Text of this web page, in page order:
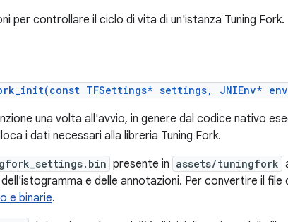
per controllare il ciclo di vita di un'istanza Tuning Fork.
TFSettings* settings, JNIEnv*
una volta all'avvio, in genere dal codice nativo
i dati necessari alla libreria Tuning Fork.
presente in assets/tuningfork
e delle annotazioni. Per convertire il
e binarie.